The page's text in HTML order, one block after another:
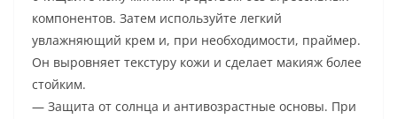
компонентов. Затем используйте легкий
увлажняющий крем и, при необходимости, праймер.
Он выровняет текстуру кожи и сделает макияж более
стойким.
— Защита от солнца и антивозрастные основы. При